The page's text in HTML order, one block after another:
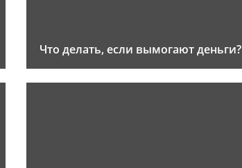
Что делать, если вымогают деньги?